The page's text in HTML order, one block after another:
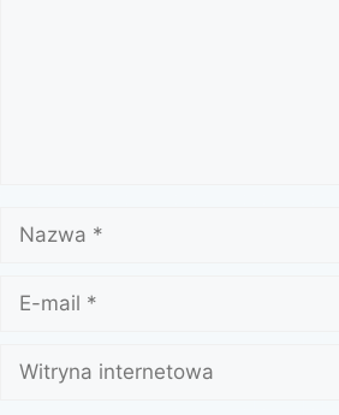
Nazwa
mail
Witryna
internetowa